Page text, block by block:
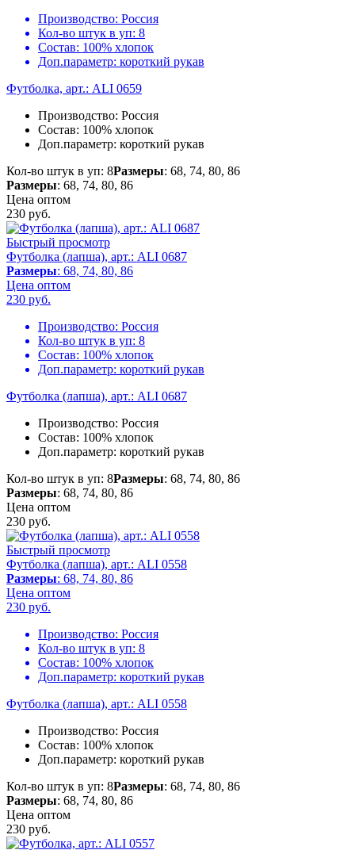
Производство: Россия
Кол-во штук в уп: 8
Состав: 100% хлопок
Доп.параметр: короткий рукав
Футболка, арт.: ALI 0659
Производство: Россия
Состав: 100% хлопок
Доп.параметр: короткий рукав
Кол-во штук в уп: 8Размеры: 68, 74, 80, 86
Размеры: 68, 74, 80, 86
Цена оптом
230 руб.
Быстрый просмотр
Футболка (лапша), арт.: ALI 0687
Размеры: 68, 74, 80, 86
Цена оптом
230 руб.
Производство: Россия
Кол-во штук в уп: 8
Состав: 100% хлопок
Доп.параметр: короткий рукав
Футболка (лапша), арт.: ALI 0687
Производство: Россия
Состав: 100% хлопок
Доп.параметр: короткий рукав
Кол-во штук в уп: 8Размеры: 68, 74, 80, 86
Размеры: 68, 74, 80, 86
Цена оптом
230 руб.
Быстрый просмотр
Футболка (лапша), арт.: ALI 0558
Размеры: 68, 74, 80, 86
Цена оптом
230 руб.
Производство: Россия
Кол-во штук в уп: 8
Состав: 100% хлопок
Доп.параметр: короткий рукав
Футболка (лапша), арт.: ALI 0558
Производство: Россия
Состав: 100% хлопок
Доп.параметр: короткий рукав
Кол-во штук в уп: 8Размеры: 68, 74, 80, 86
Размеры: 68, 74, 80, 86
Цена оптом
230 руб.